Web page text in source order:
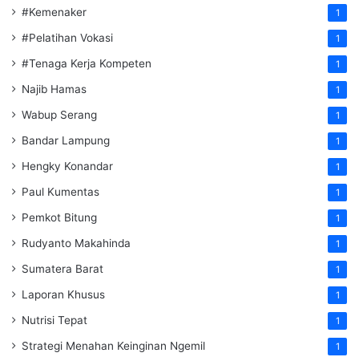
#Kemenaker 1
#Pelatihan Vokasi 1
#Tenaga Kerja Kompeten 1
Najib Hamas 1
Wabup Serang 1
Bandar Lampung 1
Hengky Konandar 1
Paul Kumentas 1
Pemkot Bitung 1
Rudyanto Makahinda 1
Sumatera Barat 1
Laporan Khusus 1
Nutrisi Tepat 1
Strategi Menahan Keinginan Ngemil 1